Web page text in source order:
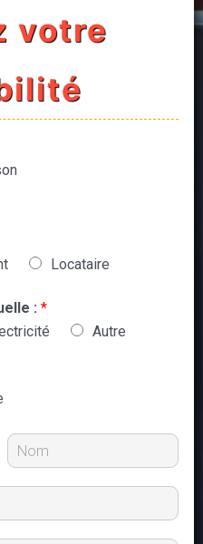
votre
Locataire
: *
Autre